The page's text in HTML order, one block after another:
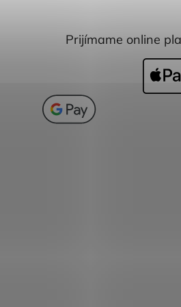
Prijímame online